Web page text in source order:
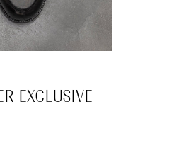
EXCLUSIVE